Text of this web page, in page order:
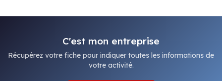
C'est mon entreprise
Récupérez votre fiche pour indiquer toutes les informations de
votre activité.